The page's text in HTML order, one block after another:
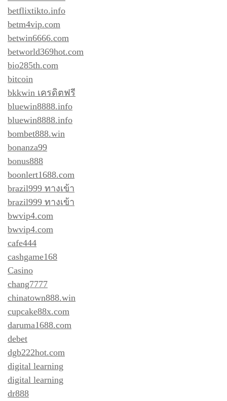
betflixtikto.info
betm4vip.com
betwin6666.com
betworld369hot.com
bio285th.com
bitcoin
bkkwin เครดิตฟรี
bluewin8888.info
bluewin8888.info
bombet888.win
bonanza99
bonus888
boonlert1688.com
brazil999 ทางเข้า
brazil999 ทางเข้า
bwvip4.com
bwvip4.com
cafe444
cashgame168
Casino
chang7777
chinatown888.win
cupcake88x.com
daruma1688.com
debet
dgb222hot.com
digital learning
digital learning
dr888